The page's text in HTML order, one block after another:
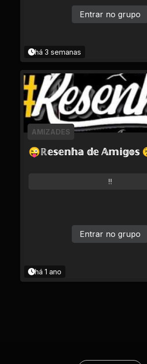
há 3 semanas
Entrar no grupo
😜ℝ𝕖𝕤𝕖𝕟𝕙𝕒 𝕕𝕖 𝔸𝕞𝕚𝕘𝕠𝕤
AMIZADES
!!
há 1 ano
Entrar no grupo